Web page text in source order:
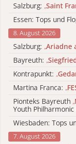
Salzburg: „Saint
Essen: Tops und
8. August 2026
Salzburg: „Ariadne
Bayreuth: „
Kontrapunkt: „
Martina Franca: „
Pionteks Bayreuth „
Youth
Wiesbaden: Tops
7. August 2026